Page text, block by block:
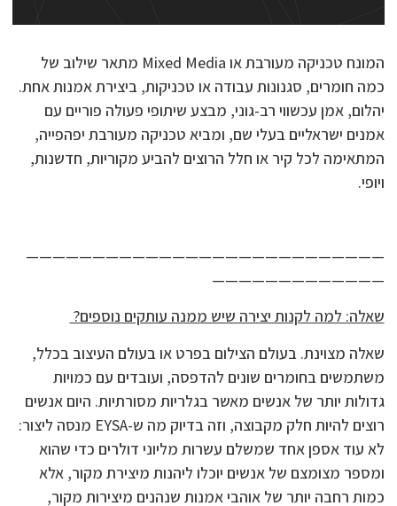
המונח טכניקה מעורבת או Mixed Media מתאר שילוב של
כמה חומרים, סגנונות עבודה או טכניקות, ביצירת אמנות אחת.
יהלום, אמן עכשווי רב-גוני, מבצע שיתופי פעולה פוריים עם
אמנים ישראליים בעלי שם, ומביא טכניקה מעורבת יפהפייה,
המתאימה לכל קיר או חלל הרוצים להביע מקוריות, חדשנות,
ויופי.
———————————————————————————
—————————————
שאלה: למה לקנות יצירה שיש ממנה עותקים נוספים?
שאלה מצוינת. בעולם הצילום בפרט או בעולם העיצוב בכלל,
משתמשים בחומרים שונים להדפסה, ועובדים עם כמויות
גדולות יותר של אנשים מאשר בגלריות מסורתיות. היום אנשים
רוצים להיות חלק מקבוצה, וזה בדיוק מה ש-EYSA מנסה ליצור:
לא עוד אספן אחד שמשלם עשרות מליוני דולרים כדי שהוא
ומספר מצומצם של אנשים יוכלו ליהנות מיצירת מקור, אלא
כמות רחבה יותר של אוהבי אמנות שנהנים מיצירות מקור,